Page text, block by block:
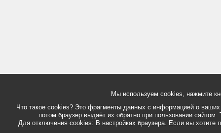
Мы используем cookies, нажмите
Что такое cookies? Это фрагменты данных с информацией о
потом браузер выдаёт их обратно при пользовании
Для отключения cookies: В настройках браузера. Если вы хотите